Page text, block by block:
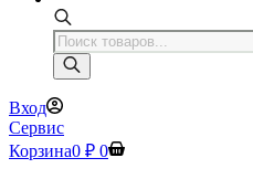
Поиск
товаров
Вход
Сервис
Корзина0 ₽ 0